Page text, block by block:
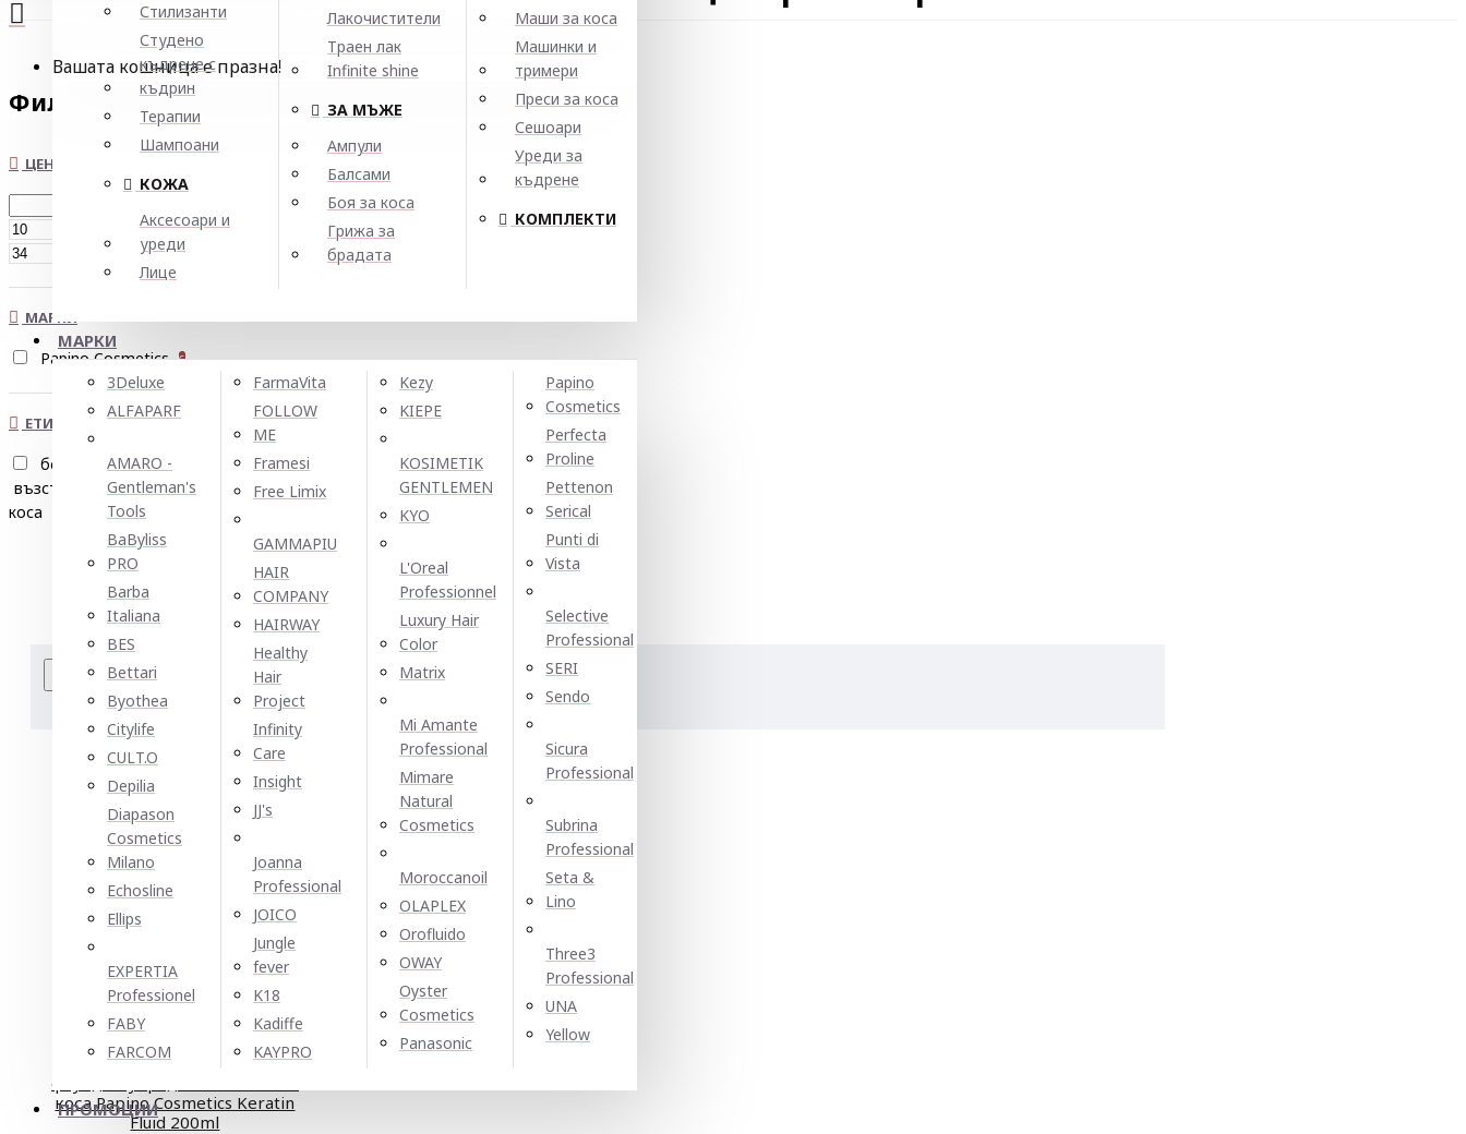
Стилизанти
Студено
къдрене с
къдрин
Терапии
Шампоани
КОЖА
Аксесоари и
уреди
Лице
Лакочистители
Траен лак
Infinite shine
ЗА МЪЖЕ
Ампули
Балсами
Боя за коса
Грижа за
брадата
Маши за коса
Машинки и
тримери
Преси за коса
Сешоари
Уреди за
къдрене
КОМПЛЕКТИ
МАРКИ
3Deluxe
ALFAPARF
AMARO -
Gentleman's
Tools
BaByliss
PRO
Barba
Italiana
BES
Bettari
Byothea
Citylife
CULT.O
Depilia
Diapason
Cosmetics
Milano
Echosline
Ellірѕ
EXPERTIA
Professionel
FABY
FARCOM
FarmaVita
FOLLOW
ME
Framesi
Free Limix
GAMMAPIU
HAIR
COMPANY
HAIRWAY
Healthy
Hair
Project
Infinity
Care
Insight
JJ's
Joanna
Professional
JOICO
Jungle
fever
K18
Kadiffe
KAYPRO
Kezy
KIEPE
KOSIMETIK
GENTLEMEN
KYO
L'Oreal
Professionnel
Luxury Hair
Color
Matrix
Mi Amante
Professional
Mimare
Natural
Cosmetics
Moroccanoil
OLAPLEX
Orofluido
OWAY
Oyster
Cosmetics
Panasonic
Papino
Cosmetics
Perfecta
Proline
Pettenon
Serical
Punti di
Vista
Selective
Professional
SERI
Sendo
Sicura
Professional
Subrina
Professional
Seta &
Lino
Three3
Professional
UNA
Yellow
ПРОМОЦИИ
Вашата кошница е празна!
Филтър
ЦЕНА
€
МАРКИ
Papino Cosmetics 6
ЕТИКЕТИ
без парабени 2
възстановяване 6
увредена
коса
Сравнение на продукт
Подреждане по:
Възстановяващ кератинов
флуид за увредена и накъсана
коса Papino Cosmetics Keratin
Fluid 200ml